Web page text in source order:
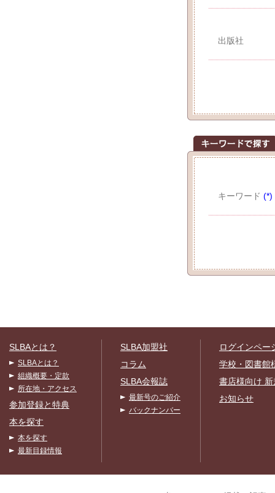
出版社
キーワード (*)
SLBAとは？
SLBAとは？
組織概要・定款
所在地・アクセス
参加登録と特典
本を探す
本を探す
最新目録情報
SLBA加盟社
コラム
SLBA会報誌
最新号のご紹介
バックナンバー
ログインペー
学校・図書館
書店様向け
お知らせ